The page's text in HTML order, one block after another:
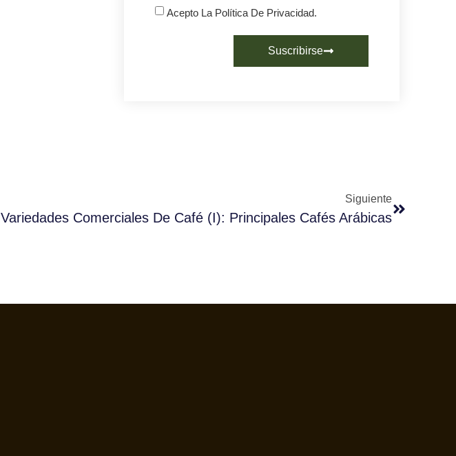
Acepto La Política De Privacidad.
Suscribirse
Siguiente
Variedades Comerciales De Café (I): Principales Cafés Arábicas